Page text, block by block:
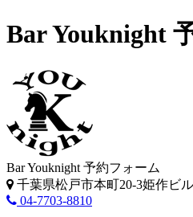
Bar Youknight
Bar Youknight 予約フォーム
千葉県松戸市本町20-3姫作ビ
04-7703-8810